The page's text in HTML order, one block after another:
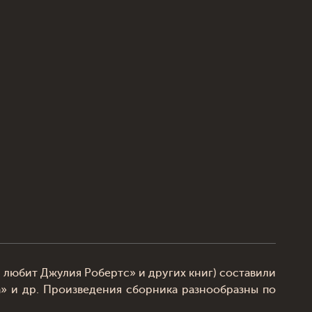
Джулия Робертс» и других книг) составили
и др. Произведения сборника разнообразны по